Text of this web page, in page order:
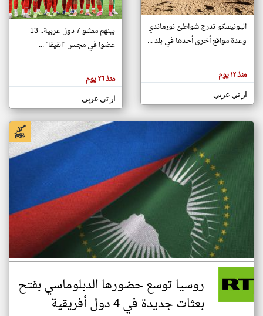
تغيير الدولة
اخبار جزر القمر على مدار الساعة
أهم اخبار جزر القمر العاجلة والمباشرة
هنا عن
وجهة
كاتبيها.
اليونيسكو تدرج شواطئ نورماندي
وعدة مواقع أخرى أحدها في بلد ...
منذ ١٢ يوم
ار تي عربي
بينهم ممثلو 7 دول عربية.. 13
عضوا في مجلس "الفيفا" ...
منذ ٢٦ يوم
ار تي عربي
روسيا توسع حضورها الدبلوماسي بفتح
بعثات جديدة في 4 دول أفريقية
klyoum.com